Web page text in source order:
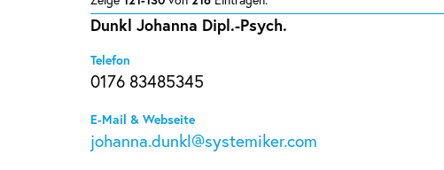
Dunkl Johanna Dipl.-Psych.
Telefon
0176 83485345
E-Mail & Webseite
johanna.dunkl@systemiker.com